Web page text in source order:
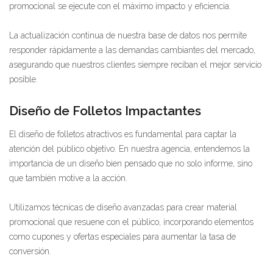
promocional se ejecute con el máximo impacto y eficiencia.
La actualización continua de nuestra base de datos nos permite
responder rápidamente a las demandas cambiantes del mercado,
asegurando que nuestros clientes siempre reciban el mejor servicio
posible.
Diseño de Folletos Impactantes
El diseño de folletos atractivos es fundamental para captar la
atención del público objetivo. En nuestra agencia, entendemos la
importancia de un diseño bien pensado que no solo informe, sino
que también motive a la acción.
Utilizamos técnicas de diseño avanzadas para crear material
promocional que resuene con el público, incorporando elementos
como cupones y ofertas especiales para aumentar la tasa de
conversión.